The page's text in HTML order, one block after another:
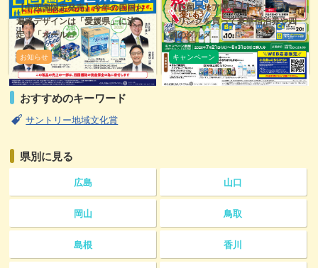
【中四国限定発売】今年の四国お
遍路デザインは「愛媛県」に決
定！「オール...
お知らせ
【四国エリア限定！】サントリー
ドリンクを買って豪華宿泊券や四
国のグルメ...
キャンペーン
おすすめのキーワード
サントリー地域文化賞
県別に見る
広島 山口
岡山 鳥取
島根 香川